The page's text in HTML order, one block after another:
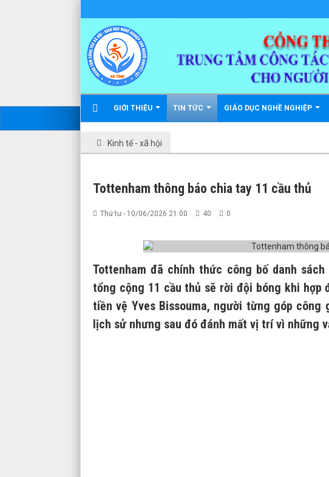
GIỚI THIỆU TIN TỨC GIÁO DỤC NGHỀ NGHIỆP
Kinh tế - xã hội
Tottenham thông báo chia tay 11 cầu thủ
Thứ tư - 10/06/2026 21:00 40 0
Tottenham đã chính thức công bố danh
tổng cộng 11 cầu thủ sẽ rời đội bóng khi hợp
tiền vệ Yves Bissouma, người từng góp công
lịch sử nhưng sau đó đánh mất vị trí vì những